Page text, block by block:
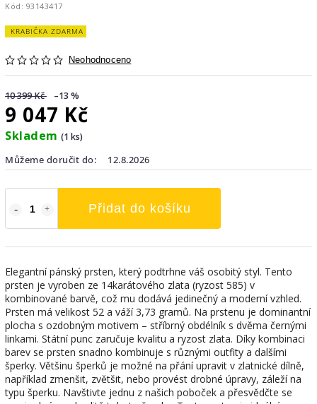
Kód: 93143417
KRABIČKA ZDARMA
Neohodnoceno
10 399 Kč –13 %
9 047 Kč
Skladem (1 ks)
Můžeme doručit do:
12.8.2026
Přidat do košíku
Elegantní pánský prsten, který podtrhne váš osobitý styl. Tento
prsten je vyroben ze 14karátového zlata (ryzost 585) v
kombinované barvě, což mu dodává jedinečný a moderní vzhled.
Prsten má velikost 52 a váží 3,73 gramů. Na prstenu je dominantní
plocha s ozdobným motivem – stříbrný obdélník s dvěma černými
linkami. Státní punc zaručuje kvalitu a ryzost zlata. Díky kombinaci
barev se prsten snadno kombinuje s různými outfity a dalšími
šperky. Většinu šperků je možné na přání upravit v zlatnické dílně,
například zmenšit, zvětšit, nebo provést drobné úpravy, záleží na
typu šperku. Navštivte jednu z našich poboček a přesvědčte se